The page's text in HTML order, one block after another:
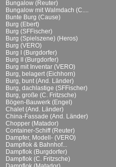
Bungalow (Reuter)
Bungalow mit Walmdach (C....
Bunte Burg (Cause)
Burg (Ebert)
Burg (SFFischer)
Burg (Spielszene) (Heros)
Burg (VERO)
Burg I (Burgdorfer)
Burg II (Burgdorfer)
Burg mit Inventar (VERO)
Burg, belagert (Eichhorn)
Burg, bunt (And. Länder)
Burg, dachlastige (SFFischer)
Burg, große (C. Fritzsche)
Bögen-Bauwerk (Engel)
Chalet (And. Länder)
China-Fassade (And. Länder)
Chopper (Matador)
Container-Schiff (Reuter)
Dampfer, Modell- (VERO)
Dampflok & Bahnhof...
Dampflok (Burgdorfer)
Dampflok (C. Fritzsche)